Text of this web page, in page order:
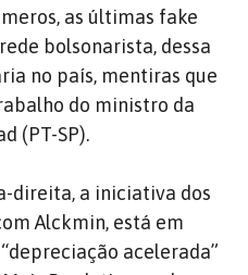
as últimas fake
bolsonarista, dessa
no país, mentiras que
do ministro da
(PT-SP).
direita, a iniciativa dos
Alckmin, está em
acelerada”